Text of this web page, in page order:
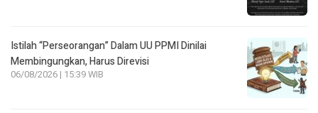
Istilah “Perseorangan” Dalam UU PPMI Dinilai
Membingungkan, Harus Direvisi
06/08/2026 | 15:39 WIB